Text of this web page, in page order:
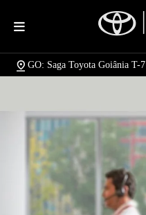
GO: Saga Toyota Goiânia T-7